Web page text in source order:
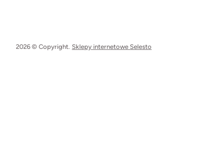
2026 © Copyright. Sklepy internetowe Selesto